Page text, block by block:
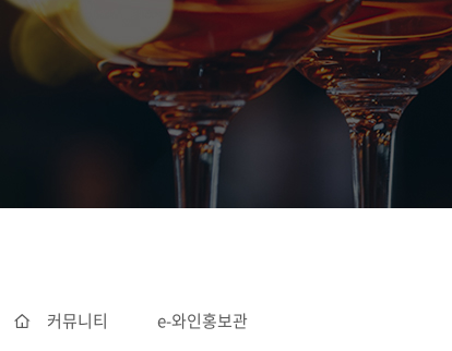
커뮤니티 e-와인홍보관